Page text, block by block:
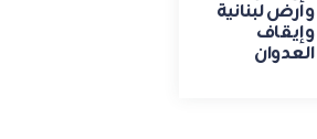
وأرض لبنانية
وإيقاف
العدوان